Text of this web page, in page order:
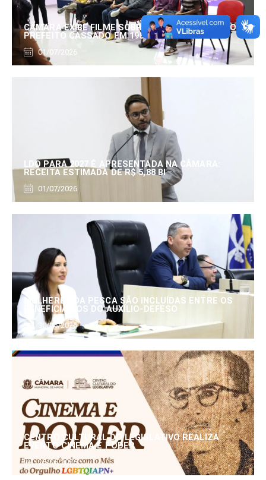
CÂMARA EXIBE FILME SOBRE EDUARDO SERRANO,
PREFEITO CASSADO EM 1960
01/07/2026
LDO PARA 2027 É APRESENTADA NA CÂMARA:
RECEITA ESTIMADA DE R$ 5,88 BI
01/07/2026
MULHERES DA PESCA SÃO INCLUÍDAS ENTRE OS
BENEFICIÁRIOS DO AUXÍLIO-DEFESO
30/06/2026
CENTRO CULTURAL DO LEGISLATIVO REALIZA
EVENTO CINEMA E PODER
25/06/2026